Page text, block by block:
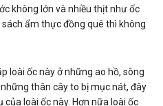
không lớn và nhiều thịt như ốc
ẩm thực đồng quê thì không
loài ốc này ở những ao hồ, sông
thân cây to bị mục nát, đây
loài ốc này. Hơn nữa loài ốc